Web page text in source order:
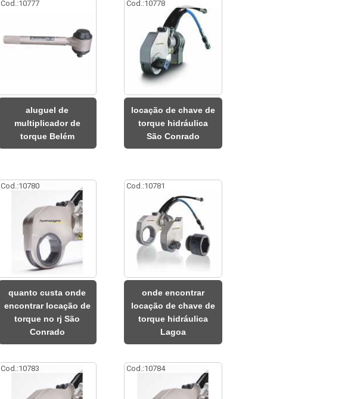
Cod.:10777
aluguel de
multiplicador de
torque Belém
Cod.:10778
locação de chave de
torque hidráulica
São Conrado
Cod.:10780
quanto custa onde
encontrar locação de
torque no rj São
Conrado
Cod.:10781
onde encontrar
locação de chave de
torque hidráulica
Lagoa
Cod.:10783 Cod.:10784